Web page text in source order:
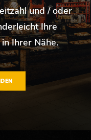
und / oder
Ihre
Ihrer Nähe.